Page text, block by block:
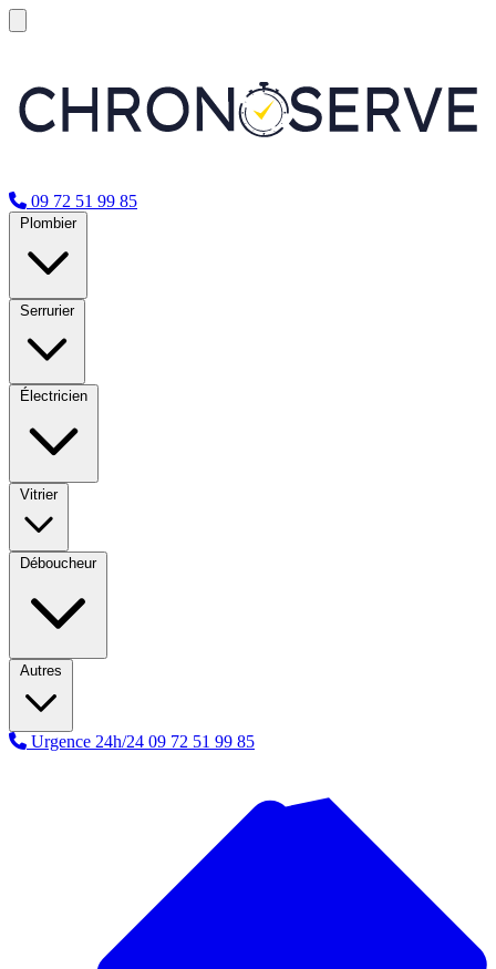
09 72 51 99 85
Plombier
Serrurier
Électricien
Vitrier
Déboucheur
Autres
Urgence 24h/24 09 72 51 99 85